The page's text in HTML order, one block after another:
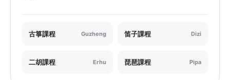
古箏課程 Guzheng 笛子課程 Dizi
二胡課程 Erhu 琵琶課程 Pipa